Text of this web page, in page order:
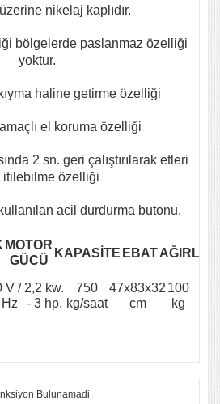
nikelaj kaplıdır.
bölgelerde paslanmaz özelliği
yoktur.
haline getirme özelliği
el koruma özelliği
2 sn. geri çalıştırılarak etleri
itilebilme özelliği
acil durdurma butonu.
MOTOR
GÜCÜ
KAPASİTE EBATAĞIRLIK
V / 2,2 kw.
- 3 hp.
750
kg/saat
47x83x32
cm
100
kg
Bulunamadi